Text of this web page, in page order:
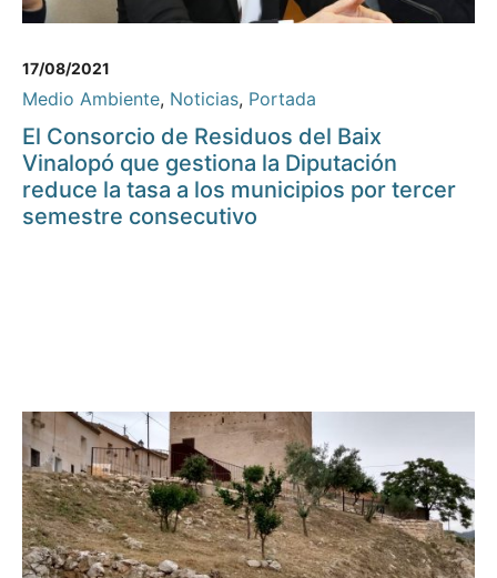
17/08/2021
Medio Ambiente, Noticias, Portada
El Consorcio de Residuos del Baix
Vinalopó que gestiona la Diputación
reduce la tasa a los municipios por tercer
semestre consecutivo